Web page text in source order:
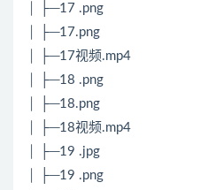
│ ├─17 .png
│ ├─17.png
│ ├─17视频.mp4
│ ├─18 .png
│ ├─18.png
│ ├─18视频.mp4
│ ├─19 .jpg
│ ├─19 .png